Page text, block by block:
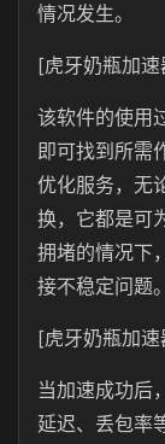
情况发生。
[虎牙奶瓶加速
该软件的使用
即可找到所需
优化服务，无
换，它都是可
拥堵的情况下
接不稳定问题。
[虎牙奶瓶加速
当加速成功后
延迟、丢包率